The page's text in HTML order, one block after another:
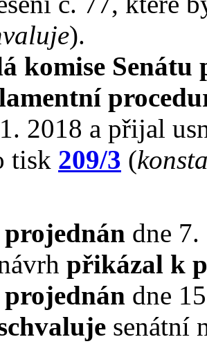
).
komise
2018 a přijal
tisk 209/3 (
projednán dne
přikázal k
projednán dne
senátní